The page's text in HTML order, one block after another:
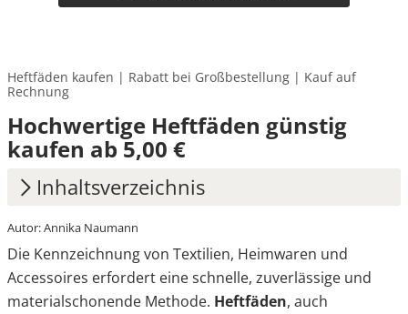
Heftfäden kaufen | Rabatt bei Großbestellung | Kauf auf
Rechnung
Hochwertige Heftfäden günstig
kaufen ab 5,00 €
Inhaltsverzeichnis
1. Zwei Systeme – ein Ziel: Effiziente
Etikettierung
2. Flexible Auswahl für Ihren Einsatzbereich
Autor: Annika Naumann
Die Kennzeichnung von Textilien, Heimwaren und
Accessoires erfordert eine schnelle, zuverlässige und
materialschonende Methode. Heftfäden, auch